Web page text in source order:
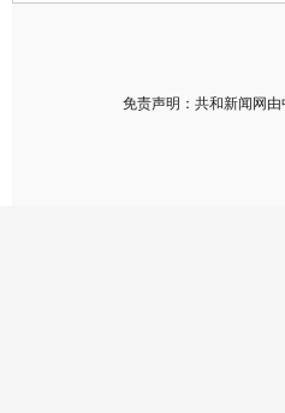
免责声明：共和新闻网